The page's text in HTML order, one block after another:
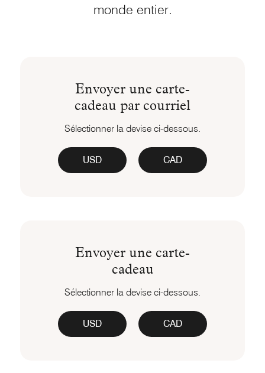
monde entier.
Envoyer une carte-
cadeau par courriel
Sélectionner la devise ci-dessous.
USD CAD
Envoyer une carte-
cadeau
Sélectionner la devise ci-dessous.
USD CAD